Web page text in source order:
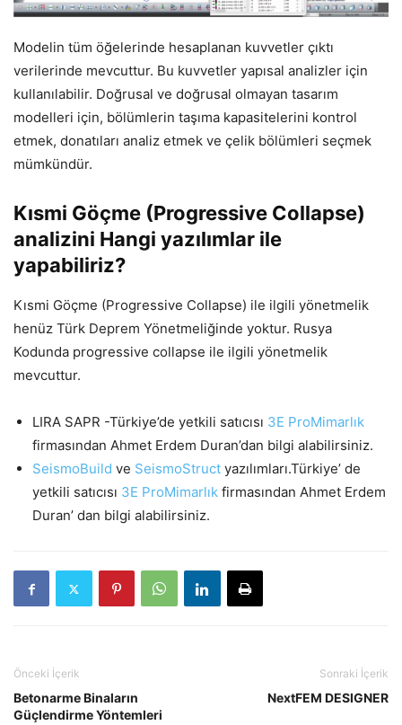
Modelin tüm öğelerinde hesaplanan kuvvetler çıktı
verilerinde mevcuttur. Bu kuvvetler yapısal analizler için
kullanılabilir. Doğrusal ve doğrusal olmayan tasarım
modelleri için, bölümlerin taşıma kapasitelerini kontrol
etmek, donatıları analiz etmek ve çelik bölümleri seçmek
mümkündür.
Kısmi Göçme (Progressive Collapse)
analizini Hangi yazılımlar ile
yapabiliriz?
Kısmi Göçme (Progressive Collapse) ile ilgili yönetmelik
henüz Türk Deprem Yönetmeliğinde yoktur. Rusya
Kodunda progressive collapse ile ilgili yönetmelik
mevcuttur.
LIRA SAPR -Türkiye’de yetkili satıcısı 3E ProMimarlık
firmasından Ahmet Erdem Duran’dan bilgi alabilirsiniz.
SeismoBuild ve SeismoStruct yazılımları.Türkiye’ de
yetkili satıcısı 3E ProMimarlık firmasından Ahmet Erdem
Duran’ dan bilgi alabilirsiniz.
Önceki İçerik
Betonarme Binaların
Güçlendirme Yöntemleri
Sonraki İçerik
NextFEM DESIGNER